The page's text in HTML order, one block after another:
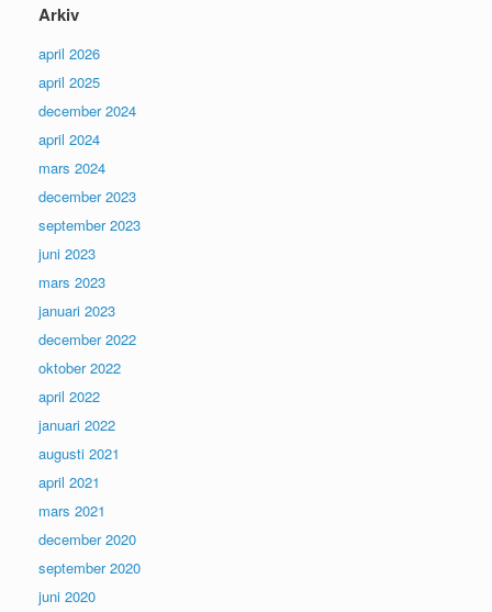
Arkiv
april 2026
april 2025
december 2024
april 2024
mars 2024
december 2023
september 2023
juni 2023
mars 2023
januari 2023
december 2022
oktober 2022
april 2022
januari 2022
augusti 2021
april 2021
mars 2021
december 2020
september 2020
juni 2020